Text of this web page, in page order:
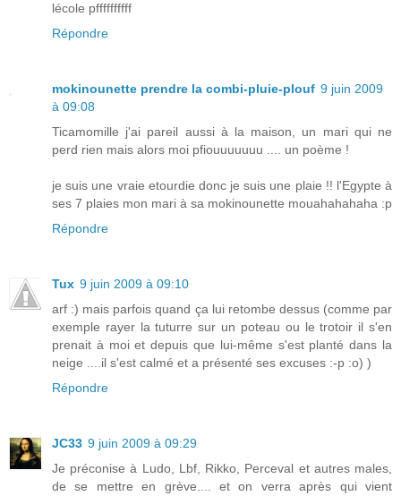
lécole pffffffffff
Répondre
mokinounette prendre la combi-pluie-plouf 9 juin 2009
à 09:08
Ticamomille j'ai pareil aussi à la maison, un mari qui ne
perd rien mais alors moi pfiouuuuuuu .... un poème !
je suis une vraie etourdie donc je suis une plaie !! l'Egypte à
ses 7 plaies mon mari à sa mokinounette mouahahahaha :p
Répondre
Tux 9 juin 2009 à 09:10
arf :) mais parfois quand ça lui retombe dessus (comme par
exemple rayer la tuturre sur un poteau ou le trotoir il s'en
prenait à moi et depuis que lui-même s'est planté dans la
neige ....il s'est calmé et a présenté ses excuses :-p :o) )
Répondre
JC33 9 juin 2009 à 09:29
Je préconise à Ludo, Lbf, Rikko, Perceval et autres males,
de se mettre en grève.... et on verra après qui vient